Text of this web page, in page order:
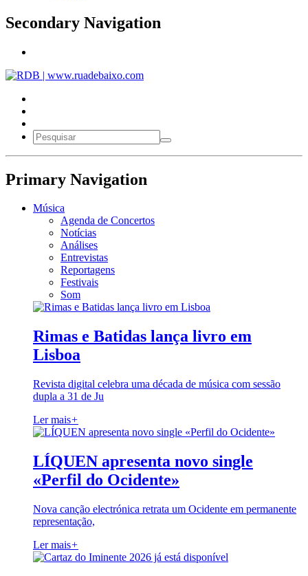
Secondary Navigation
Primary Navigation
Música
Agenda de Concertos
Notícias
Análises
Entrevistas
Reportagens
Festivais
Som
Rimas e Batidas lança livro em
Lisboa
Revista digital celebra uma década de música com sessão
dupla a 31 de Ju
Ler mais+
LÍQUEN apresenta novo single
«Perfil do Ocidente»
Nova canção electrónica retrata um Ocidente em permanente
representação,
Ler mais+